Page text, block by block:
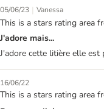
05/06/23 | Vanessa
This is a stars rating area
J'adore mais...
J'adore cette litière elle
16/06/22
This is a stars rating area